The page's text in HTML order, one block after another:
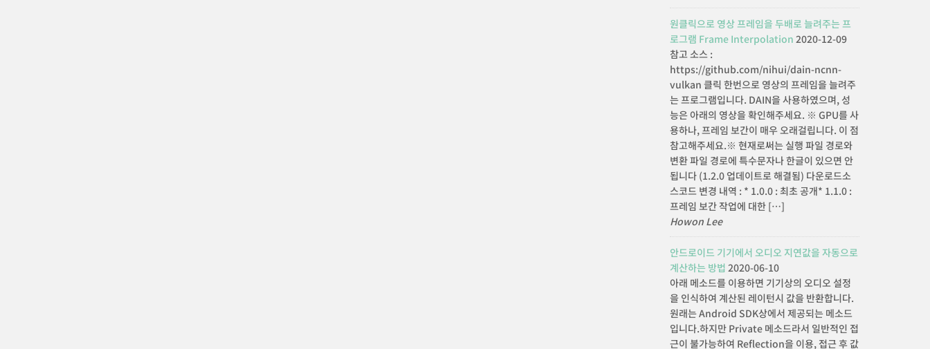
원클릭으로 영상 프레임을 두배로 늘려주는 프
로그램 Frame Interpolation 2020-12-09
참고 소스 :
https://github.com/nihui/dain-ncnn-
vulkan 클릭 한번으로 영상의 프레임을 늘려주
는 프로그램입니다. DAIN을 사용하였으며, 성
능은 아래의 영상을 확인해주세요. ※ GPU를 사
용하나, 프레임 보간이 매우 오래걸립니다. 이 점
참고해주세요.※ 현재로써는 실행 파일 경로와
변환 파일 경로에 특수문자나 한글이 있으면 안
됩니다 (1.2.0 업데이트로 해결됨) 다운로드소
스코드 변경 내역 : * 1.0.0 : 최초 공개* 1.1.0 :
프레임 보간 작업에 대한 […]
Howon Lee
안드로이드 기기에서 오디오 지연값을 자동으로
계산하는 방법 2020-06-10
아래 메소드를 이용하면 기기상의 오디오 설정
을 인식하여 계산된 레이턴시 값을 반환합니다.
원래는 Android SDK상에서 제공되는 메소드
입니다.하지만 Private 메소드라서 일반적인 접
근이 불가능하여 Reflection을 이용, 접근 후 값